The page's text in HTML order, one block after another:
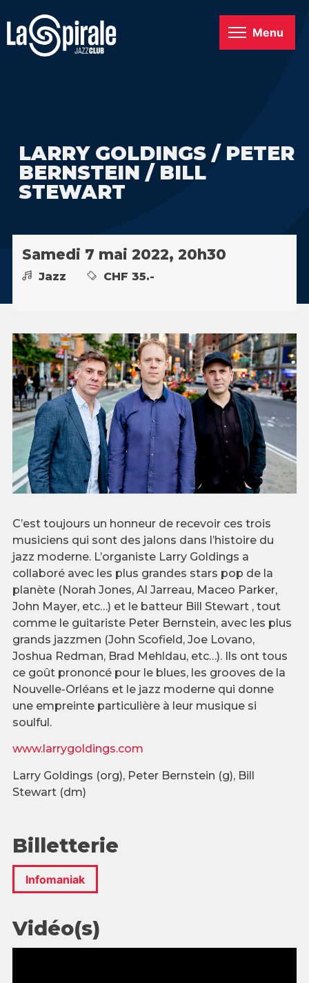
Menu
LARRY GOLDINGS / PETER
BERNSTEIN / BILL
STEWART
Samedi 7 mai 2022, 20h30
Jazz CHF 35.-
C’est toujours un honneur de recevoir ces trois
musiciens qui sont des jalons dans l’histoire du
jazz moderne. L’organiste Larry Goldings a
collaboré avec les plus grandes stars pop de la
planète (Norah Jones, Al Jarreau, Maceo Parker,
John Mayer, etc…) et le batteur Bill Stewart , tout
comme le guitariste Peter Bernstein, avec les plus
grands jazzmen (John Scofield, Joe Lovano,
Joshua Redman, Brad Mehldau, etc…). Ils ont tous
ce goût prononcé pour le blues, les grooves de la
Nouvelle-Orléans et le jazz moderne qui donne
une empreinte particulière à leur musique si
soulful.
www.larrygoldings.com
Larry Goldings (org), Peter Bernstein (g), Bill
Stewart (dm)
Billetterie
Infomaniak
Vidéo(s)